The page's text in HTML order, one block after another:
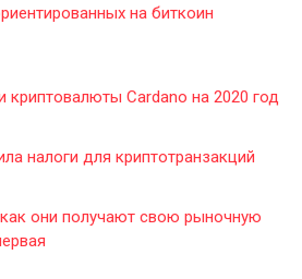
на биткоин
криптовалюты Cardano на 2020 год
налоги для криптотранзакций
они получают свою рыночную